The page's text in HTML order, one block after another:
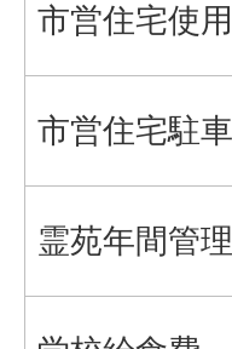
市営住宅使
市営住宅駐
霊苑年間管